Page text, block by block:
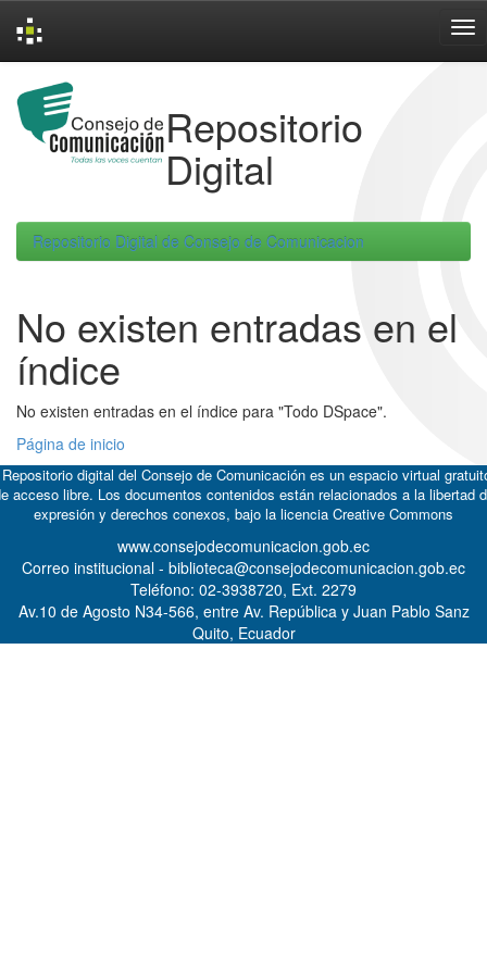
navigation
Repositorio
Digital
Repositorio Digital de Consejo de Comunicacion
No existen entradas en el
índice
No existen entradas en el índice para "Todo DSpace".
Página de inicio
digital del Consejo de Comunicación es un espacio virtual
acceso libre. Los documentos contenidos están relacionados a la libertad
expresión y derechos conexos, bajo la licencia Creative Commons
www.consejodecomunicacion.gob.ec
Correo institucional - biblioteca@consejodecomunicacion.gob.ec
Teléfono: 02-3938720, Ext. 2279
Av.10 de Agosto N34-566, entre Av. República y Juan Pablo Sanz
Quito, Ecuador